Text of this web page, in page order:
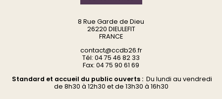
8 Rue Garde de Dieu
26220 DIEULEFIT
FRANCE
contact@ccdb26.fr
Tél: 04 75 46 82 33
Fax: 04 75 90 61 69
Standard et accueil du public ouverts :Du lundi au vendredi
de 8h30 à 12h30 et de 13h30 à 16h30